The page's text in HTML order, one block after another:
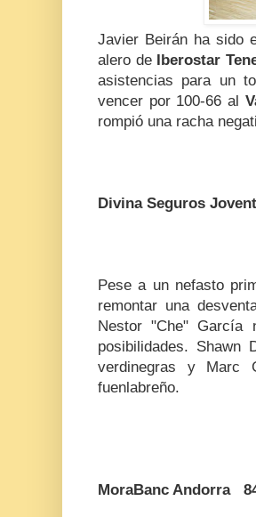
Javier Beirán ha sido
alero de Iberostar
asistencias para un
vencer por 100-66 al
rompió una racha
Divina Seguros
Pese a un nefasto
remontar una
Nestor "Che" García
posibilidades.
verdinegras y Marc
fuenlabreño.
MoraBanc